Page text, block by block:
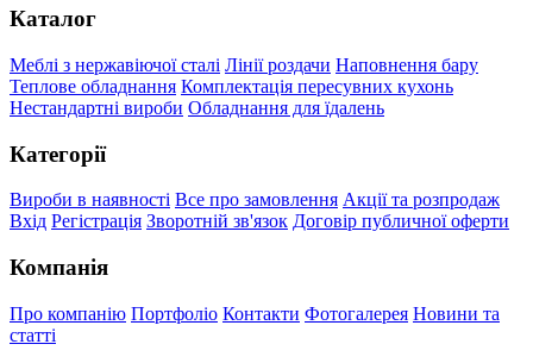
Каталог
Меблі з нержавіючої сталі Лінії роздачи Наповнення бару
Теплове обладнання Комплектація пересувних кухонь
Нестандартні вироби Обладнання для їдалень
Категорії
Вироби в наявності Все про замовлення Акції та розпродаж
Вхід Регістрація Зворотній зв'язок Договір публичної оферти
Компанія
Про компанію Портфоліо Контакти Фотогалерея Новини та
статті